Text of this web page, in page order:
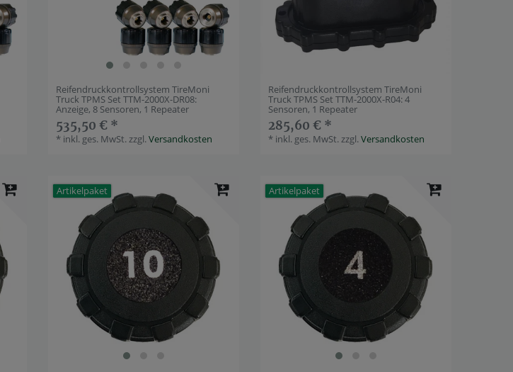
Reifendruckkontrollsystem TireMoni
Truck TPMS Set TTM-2000X-DR08:
Anzeige, 8 Sensoren, 1 Repeater
535,50 € *
* inkl. ges. MwSt.zzgl.Versandkosten
Reifendruckkontrollsystem TireMoni
Truck TPMS Set TTM-2000X-R04: 4
Sensoren, 1 Repeater
285,60 € *
* inkl. ges. MwSt.zzgl.Versandkosten
Artikelpaket Artikelpaket